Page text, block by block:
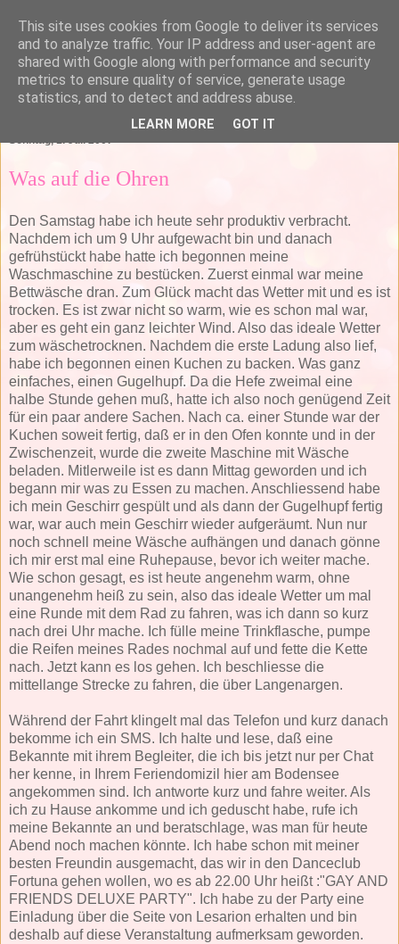
Sonntag, 1. Juli 2007
Was auf die Ohren
Den Samstag habe ich heute sehr produktiv verbracht.
Nachdem ich um 9 Uhr aufgewacht bin und danach
gefrühstückt habe hatte ich begonnen meine
Waschmaschine zu bestücken. Zuerst einmal war meine
Bettwäsche dran. Zum Glück macht das Wetter mit und es ist
trocken. Es ist zwar nicht so warm, wie es schon mal war,
aber es geht ein ganz leichter Wind. Also das ideale Wetter
zum wäschetrocknen. Nachdem die erste Ladung also lief,
habe ich begonnen einen Kuchen zu backen. Was ganz
einfaches, einen Gugelhupf. Da die Hefe zweimal eine
halbe Stunde gehen muß, hatte ich also noch genügend Zeit
für ein paar andere Sachen. Nach ca. einer Stunde war der
Kuchen soweit fertig, daß er in den Ofen konnte und in der
Zwischenzeit, wurde die zweite Maschine mit Wäsche
beladen. Mitlerweile ist es dann Mittag geworden und ich
begann mir was zu Essen zu machen. Anschliessend habe
ich mein Geschirr gespült und als dann der Gugelhupf fertig
war, war auch mein Geschirr wieder aufgeräumt. Nun nur
noch schnell meine Wäsche aufhängen und danach gönne
ich mir erst mal eine Ruhepause, bevor ich weiter mache.
Wie schon gesagt, es ist heute angenehm warm, ohne
unangenehm heiß zu sein, also das ideale Wetter um mal
eine Runde mit dem Rad zu fahren, was ich dann so kurz
nach drei Uhr mache. Ich fülle meine Trinkflasche, pumpe
die Reifen meines Rades nochmal auf und fette die Kette
nach. Jetzt kann es los gehen. Ich beschliesse die
mittellange Strecke zu fahren, die über Langenargen.
Während der Fahrt klingelt mal das Telefon und kurz danach
bekomme ich ein SMS. Ich halte und lese, daß eine
Bekannte mit ihrem Begleiter, die ich bis jetzt nur per Chat
her kenne, in Ihrem Feriendomizil hier am Bodensee
angekommen sind. Ich antworte kurz und fahre weiter. Als
ich zu Hause ankomme und ich geduscht habe, rufe ich
meine Bekannte an und beratschlage, was man für heute
Abend noch machen könnte. Ich habe schon mit meiner
besten Freundin ausgemacht, das wir in den Danceclub
Fortuna gehen wollen, wo es ab 22.00 Uhr heißt :"GAY AND
FRIENDS DELUXE PARTY". Ich habe zu der Party eine
Einladung über die Seite von Lesarion erhalten und bin
deshalb auf diese Veranstaltung aufmerksam geworden.
This site uses cookies from Google to deliver its services
and to analyze traffic. Your IP address and user-agent are
shared with Google along with performance and security
metrics to ensure quality of service, generate usage
statistics, and to detect and address abuse.
LEARN MORE GOT IT